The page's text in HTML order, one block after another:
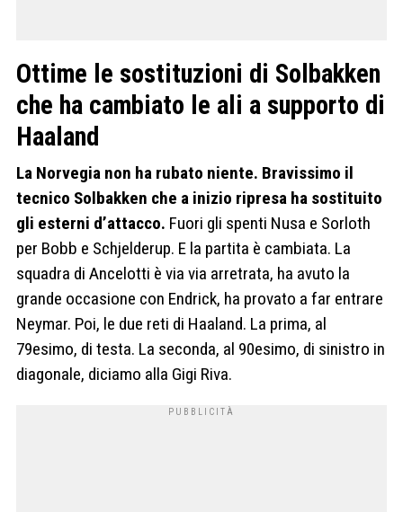
Ottime le sostituzioni di Solbakken
che ha cambiato le ali a supporto di
Haaland
La Norvegia non ha rubato niente. Bravissimo il
tecnico Solbakken che a inizio ripresa ha sostituito
gli esterni d’attacco. Fuori gli spenti Nusa e Sorloth
per Bobb e Schjelderup. E la partita è cambiata. La
squadra di Ancelotti è via via arretrata, ha avuto la
grande occasione con Endrick, ha provato a far entrare
Neymar. Poi, le due reti di Haaland. La prima, al
79esimo, di testa. La seconda, al 90esimo, di sinistro in
diagonale, diciamo alla Gigi Riva.